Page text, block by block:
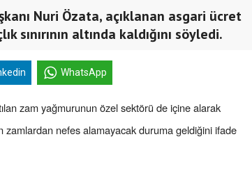
Nuri Özata, açıklanan asgari ücret
sınırının altında kaldığını söyledi.
WhatsApp
zam yağmurunun özel sektörü de içine alarak
zamlardan nefes alamayacak duruma geldiğini ifade